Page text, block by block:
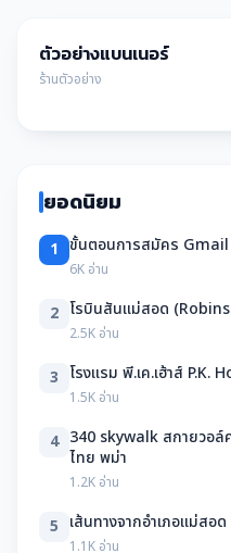
ตัวอย่างแบนเนอร์
ร้านตัวอย่าง
ยอดนิยม
1 ขั้นตอนการสมัคร
6K อ่าน
2 โรบินสันแม่สอด
2.5K อ่าน
3 โรงแรม พี.เค.เฮ้าส์ P.K.
1.5K อ่าน
4 340 skywalk สกายวอล์คแม่โกนเกน
ไทย พม่า
1.2K อ่าน
5 เส้นทางจากอำเภอแม่สอ
1.1K อ่าน